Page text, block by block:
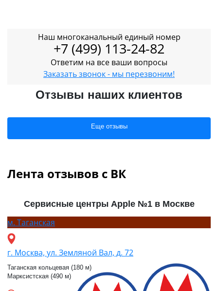
Наш многоканальный единый номер
+7 (499) 113-24-82
Ответим на все ваши вопросы
Заказать звонок - мы перезвоним!
Отзывы наших клиентов
Еще отзывы
Лента отзывов с ВК
Сервисные центры Apple №1 в Москве
м. Таганская
г. Москва, ул. Земляной Вал, д. 72
Таганская кольцевая (180 м)
Марксистская (490 м)